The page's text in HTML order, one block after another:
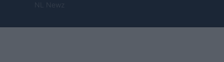
NL Newz